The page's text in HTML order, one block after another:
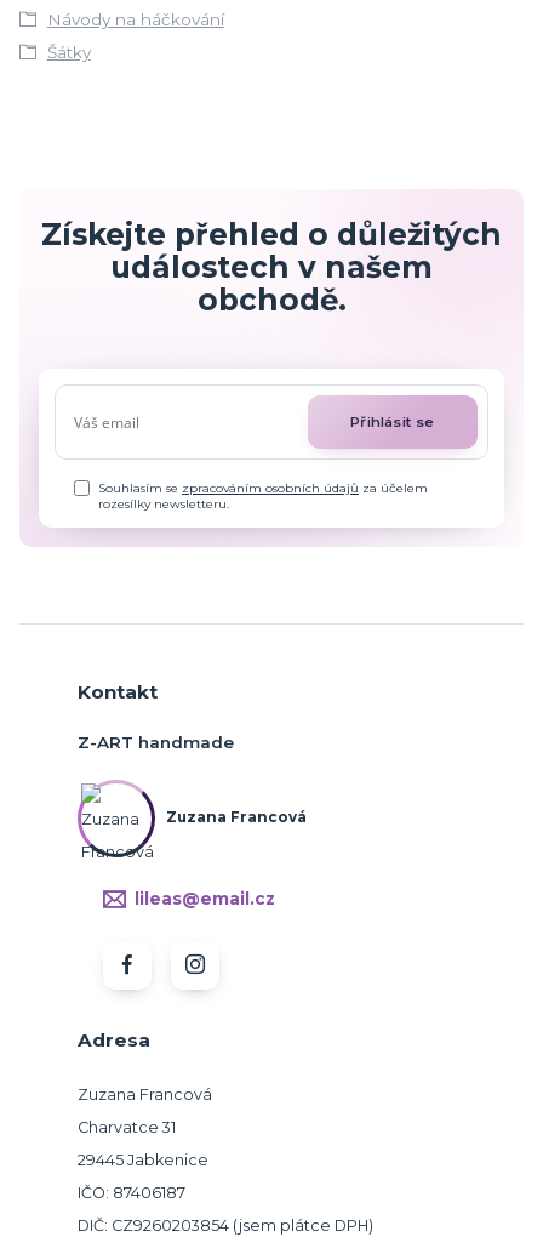
Návody na háčkování
Šátky
Získejte přehled o důležitých
událostech v našem
obchodě.
Přihlásit se
Souhlasím se zpracováním osobních údajů za účelem
rozesílky newsletteru.
Adresa
Zuzana Francová
Charvatce 31
29445 Jabkenice
IČO: 87406187
DIČ: CZ9260203854 (jsem plátce DPH)
Kontakt
Z-ART handmade
Zuzana Francová
lileas@email.cz